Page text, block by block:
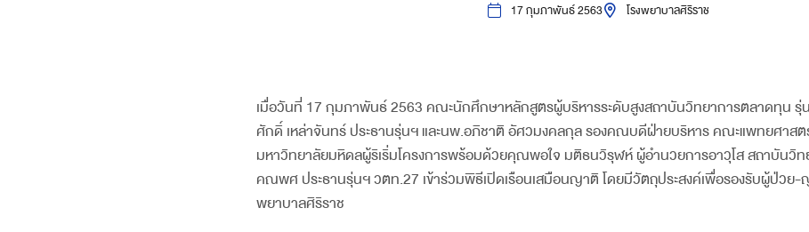
17 กุมภาพันธ์ 2563 โรงพยาบาลศิริราช
เมื่อวันที่ 17 กุมภาพันธ์ 2563 คณะนักศึกษาหลักสูตรผู้บริหารระดับสูงสถาบันวิทยาการตลาดทุน
ศักดิ์ เหล่าจันทร์ ประธานรุ่นฯ และนพ.อภิชาติ อัศวมงคลกุล รองคณบดีฝ่ายบริหาร คณะแพทยศาส
มหาวิทยาลัยมหิดลผู้ริเริ่มโครงการพร้อมด้วยคุณพอใจ มติธนวิรุฬห์ ผู้อำนวยการอาวุโส สถาบันวิ
คณพศ ประธานรุ่นฯ วตท.27 เข้าร่วมพิธีเปิดเรือนเสมือนญาติ โดยมีวัตถุประสงค์เพื่อรองรับผู้ป่วย-
พยาบาลศิริราช